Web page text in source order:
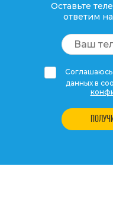
Оставьте
ответим
Соглашаюсь
данных в